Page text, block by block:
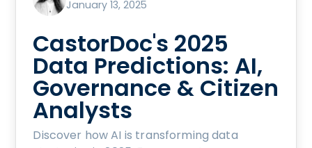
January 13, 2025
CastorDoc's 2025
Data Predictions: AI,
Governance & Citizen
Analysts
Discover how AI is transforming data